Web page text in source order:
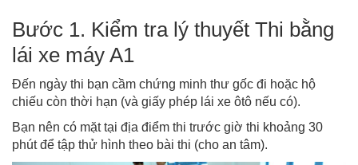
Bước 1. Kiểm tra lý thuyết Thi bằng
lái xe máy A1
Đến ngày thi bạn cầm chứng minh thư gốc đi hoặc hộ
chiếu còn thời hạn (và giấy phép lái xe ôtô nếu có).
Bạn nên có mặt tại địa điểm thi trước giờ thi khoảng 30
phút để tập thử hình theo bài thi (cho an tâm).